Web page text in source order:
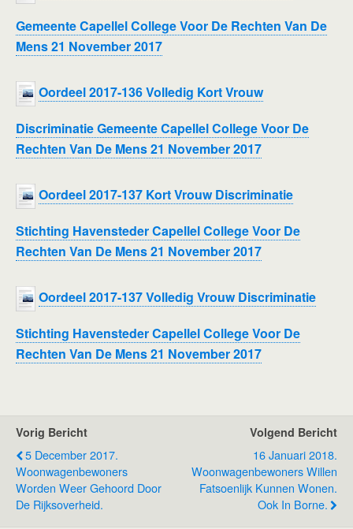
Gemeente Capellel College Voor De Rechten Van De
Mens 21 November 2017
Oordeel 2017-136 Volledig Kort Vrouw
Discriminatie Gemeente Capellel College Voor De
Rechten Van De Mens 21 November 2017
Oordeel 2017-137 Kort Vrouw Discriminatie
Stichting Havensteder Capellel College Voor De
Rechten Van De Mens 21 November 2017
Oordeel 2017-137 Volledig Vrouw Discriminatie
Stichting Havensteder Capellel College Voor De
Rechten Van De Mens 21 November 2017
Vorig Bericht
5 December 2017.
Woonwagenbewoners
Worden Weer Gehoord Door
De Rijksoverheid.
Volgend Bericht
16 Januari 2018.
Woonwagenbewoners Willen
Fatsoenlijk Kunnen Wonen.
Ook In Borne.